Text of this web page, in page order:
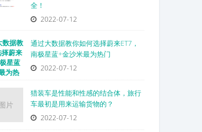
全！
2022-07-12
通过大数据教你如何选择蔚来ET7，
南极星蓝+金沙米最为热门
2022-07-12
猎装车是性能和性感的结合体，旅行
车最初是用来运输货物的？
2022-07-12